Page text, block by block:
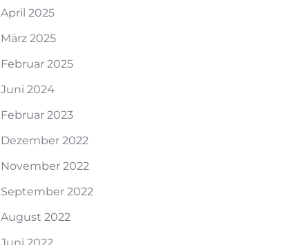
April 2025
März 2025
Februar 2025
Juni 2024
Februar 2023
Dezember 2022
November 2022
September 2022
August 2022